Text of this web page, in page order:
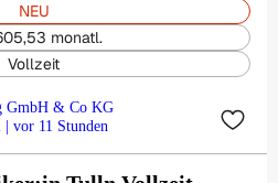
NEU
monatl.
Vollzeit
GmbH & Co KG
| vor 11 Stunden